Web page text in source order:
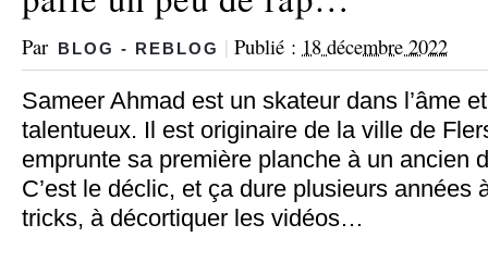
Par BLOG - REBLOG | Publié : 18 décembre 2022
Sameer Ahmad est un skateur dans l’âme
talentueux. Il est originaire de la ville de
emprunte sa première planche à un ancien
C’est le déclic, et ça dure plusieurs années
tricks, à décortiquer les vidéos…